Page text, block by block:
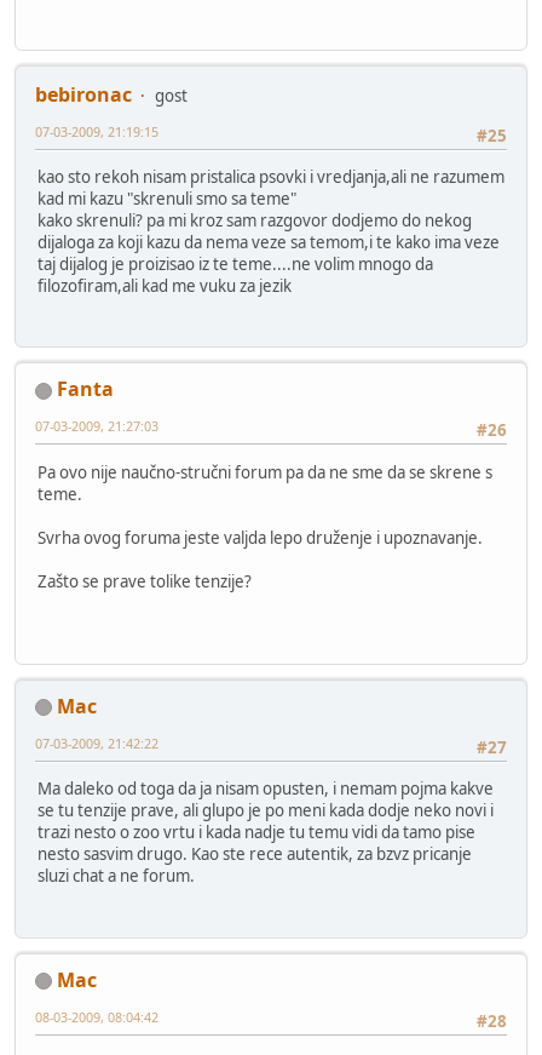
bebironac
gost
#25
07-03-2009, 21:19:15
kao sto rekoh nisam pristalica psovki i vredjanja,ali ne razumem
kad mi kazu "skrenuli smo sa teme"
kako skrenuli? pa mi kroz sam razgovor dodjemo do nekog
dijaloga za koji kazu da nema veze sa temom,i te kako ima veze
taj dijalog je proizisao iz te teme....ne volim mnogo da
filozofiram,ali kad me vuku za jezik
Fanta
#26
07-03-2009, 21:27:03
Pa ovo nije naučno-stručni forum pa da ne sme da se skrene s
teme.
Svrha ovog foruma jeste valjda lepo druženje i upoznavanje.
Zašto se prave tolike tenzije?
Mac
#27
07-03-2009, 21:42:22
Ma daleko od toga da ja nisam opusten, i nemam pojma kakve
se tu tenzije prave, ali glupo je po meni kada dodje neko novi i
trazi nesto o zoo vrtu i kada nadje tu temu vidi da tamo pise
nesto sasvim drugo. Kao ste rece autentik, za bzvz pricanje
sluzi chat a ne forum.
Mac
#28
08-03-2009, 08:04:42